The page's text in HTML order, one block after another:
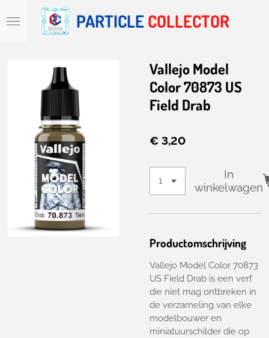
direct
hoofdinhoud
PARTICLE COLLECTOR
Vallejo Model
Color 70873 US
Field Drab
€ 3,20
In
winkelwagen
Productomschrijving
Vallejo Model Color 70873
US Field Drab is een verf
die niet mag ontbreken in
de verzameling van elke
modelbouwer en
miniatuurschilder die op